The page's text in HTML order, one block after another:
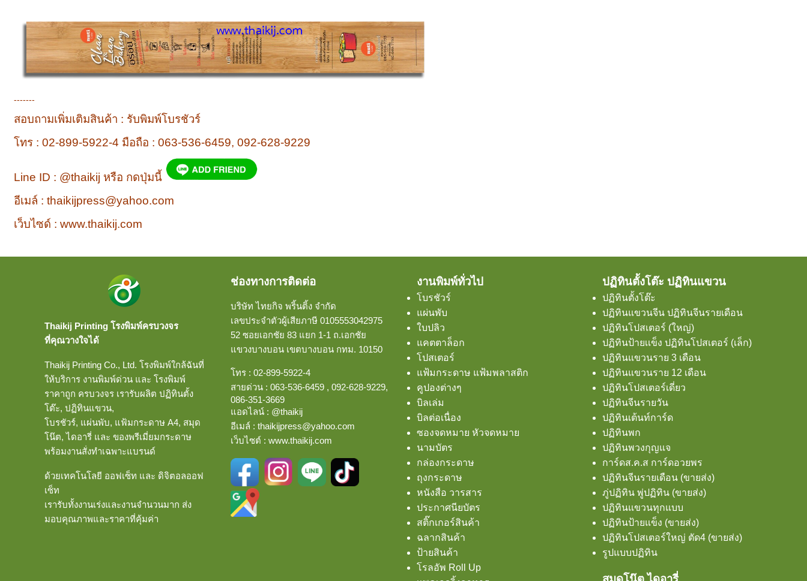
-------
สอบถามเพิ่มเติมสินค้า : รับพิมพ์โบรชัวร์
โทร : 02-899-5922-4 มือถือ : 063-536-6459, 092-628-9229
Line ID : @thaikij หรือ กดปุ่มนี้
อีเมล์ :thaikijpress@yahoo.com
เว็บไซด์ :www.thaikij.com
Thaikij Printing โรงพิมพ์ครบวงจร
ที่คุณวางใจได้
Thaikij Printing Co., Ltd. โรงพิมพ์ใกล้ฉันที่
ให้บริการ งานพิมพ์ด่วน และ โรงพิมพ์
ราคาถูก ครบวงจร เรารับผลิต ปฏิทินตั้ง
โต๊ะ, ปฏิทินแขวน,
โบรชัวร์, แผ่นพับ, แฟ้มกระดาษ A4, สมุด
โน๊ต, ไดอารี่ และ ของพรีเมี่ยมกระดาษ
พร้อมงานสั่งทำเฉพาะแบรนด์
ด้วยเทคโนโลยี ออฟเซ็ท และ ดิจิตอลออฟ
เซ็ท
เรารับทั้งงานเร่งและงานจำนวนมาก ส่ง
มอบคุณภาพและราคาที่คุ้มค่า
ช่องทางการติดต่อ
บริษัท ไทยกิจ พริ้นติ้ง จำกัด
เลขประจำตัวผู้เสียภาษี 0105553042975
52 ซอยเอกชัย 83 แยก 1-1 ถ.เอกชัย
แขวงบางบอน เขตบางบอน กทม. 10150
โทร : 02-899-5922-4
สายด่วน : 063-536-6459, 092-628-9229,
086-351-3669
แอดไลน์ : @thaikij
อีเมล์ : thaikijpress@yahoo.com
เว็บไซต์ : www.thaikij.com
งานพิมพ์ทั่วไป
โบรชัวร์
แผ่นพับ
ใบปลิว
แคตตาล็อก
โปสเตอร์
แฟ้มกระดาษ แฟ้มพลาสติก
คูปองต่างๆ
บิลเล่ม
บิลต่อเนื่อง
ซองจดหมาย หัวจดหมาย
นามบัตร
กล่องกระดาษ
ถุงกระดาษ
หนังสือ วารสาร
ประกาศนียบัตร
สติ๊กเกอร์สินค้า
ฉลากสินค้า
ป้ายสินค้า
โรลอัพ Roll Up
ปฏิทินตั้งโต๊ะ ปฏิทินแขวน
ปฏิทินตั้งโต๊ะ
ปฏิทินแขวนจีน ปฏิทินจีนรายเดือน
ปฏิทินโปสเตอร์ (ใหญ่)
ปฏิทินป้ายเเข็ง ปฏิทินโปสเตอร์ (เล็ก)
ปฏิทินแขวนราย 3 เดือน
ปฏิทินแขวนราย 12 เดือน
ปฏิทินโปสเตอร์เดี่ยว
ปฏิทินจีนรายวัน
ปฏิทินเต้นท์การ์ด
ปฏิทินพก
ปฏิทินพวงกุญแจ
การ์ดส.ค.ส การ์ดอวยพร
ปฏิทินจีนรายเดือน (ขายส่ง)
ภู่ปฏิทิน พู่ปฏิทิน (ขายส่ง)
ปฏิทินแขวนทุกแบบ
ปฏิทินป้ายแข็ง (ขายส่ง)
ปฏิทินโปสเตอร์ใหญ่ ตัด4 (ขายส่ง)
รูปแบบปฏิทิน